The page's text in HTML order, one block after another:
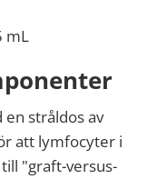
stråldos av
att lymfocyter i
"graft-versus-